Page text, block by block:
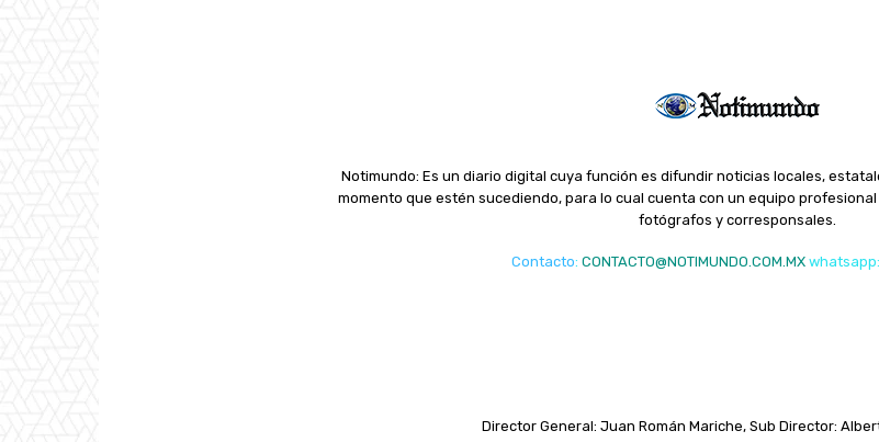
Notimundo: Es un diario digital cuya función es difundir noticias locales,
momento que estén sucediendo, para lo cual cuenta con un equipo
fotógrafos y corresponsales.
Contacto: CONTACTO@NOTIMUNDO.COM.MX
Director General: Juan Román Mariche, Sub Director: